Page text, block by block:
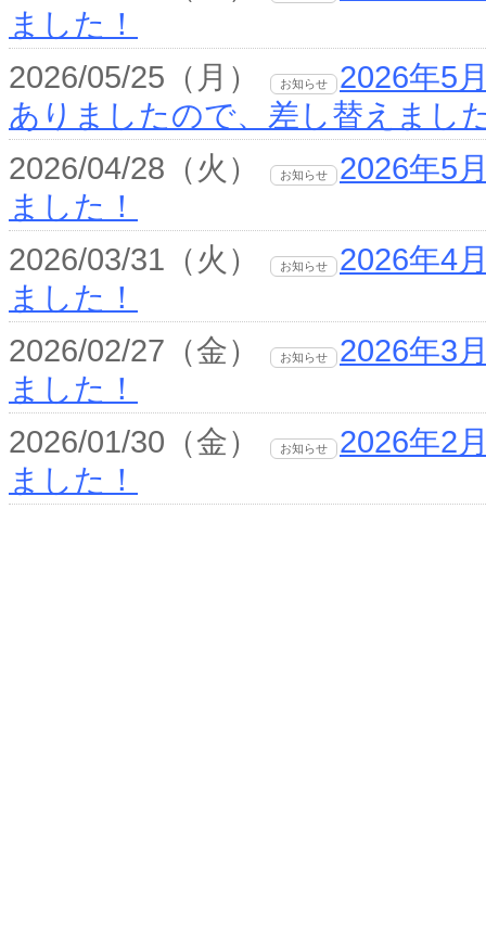
ました！
2026/05/25（月）
お知らせ
2026年5
ありましたので、差し替えまし
2026/04/28（火）
お知らせ
2026年5
ました！
2026/03/31（火）
お知らせ
2026年4
ました！
2026/02/27（金）
お知らせ
2026年3
ました！
2026/01/30（金）
お知らせ
2026年2
ました！